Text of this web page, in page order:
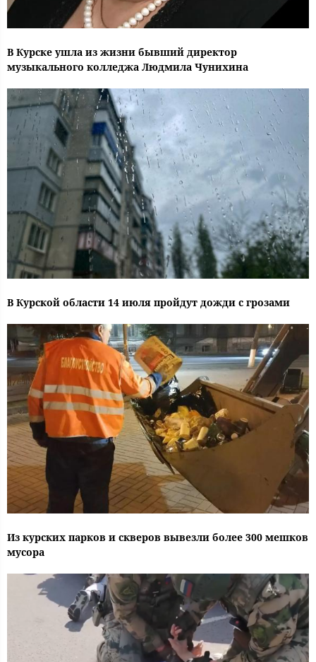
В Курске ушла из жизни бывший директор
музыкального колледжа Людмила Чунихина
В Курской области 14 июля пройдут дожди с грозами
Из курских парков и скверов вывезли более 300 мешков
мусора